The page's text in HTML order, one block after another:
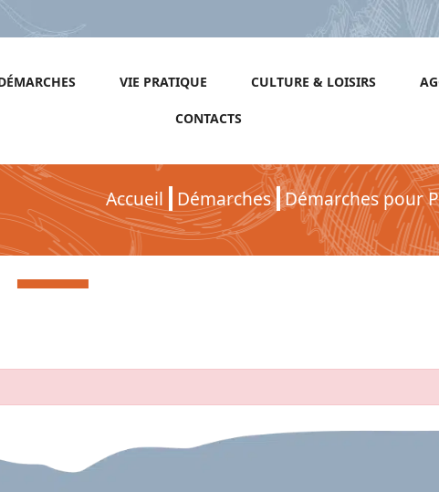
VIE PRATIQUE CULTURE & LOISIRS
CONTACTS
Accueil Démarches Démarches pour
pour Particuliers